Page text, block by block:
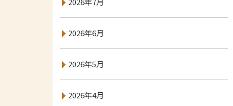
2026年6月
2026年5月
2026年4月